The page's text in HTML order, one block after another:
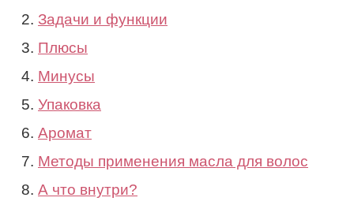
Задачи и функции
Плюсы
Минусы
Упаковка
Аромат
Методы применения масла для волос
А что внутри?